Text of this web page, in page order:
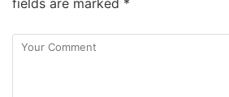
fields are marked *